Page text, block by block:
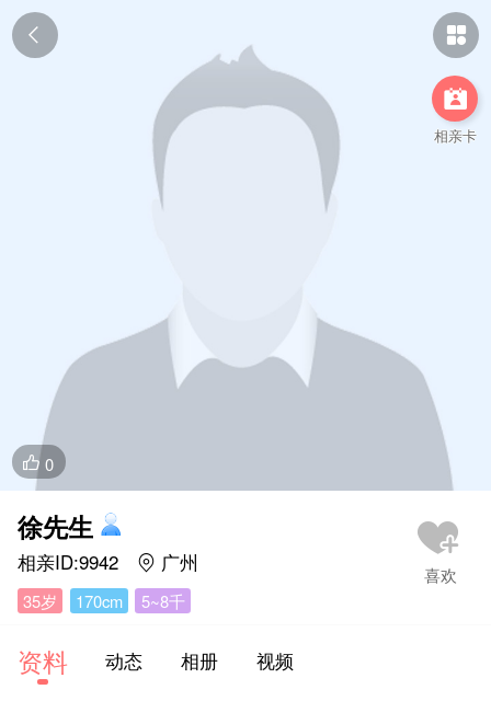
 

相亲卡
 0
徐先生
相亲ID:9942  广州
35岁 170cm 5~8千
资料 动态 相册 视频